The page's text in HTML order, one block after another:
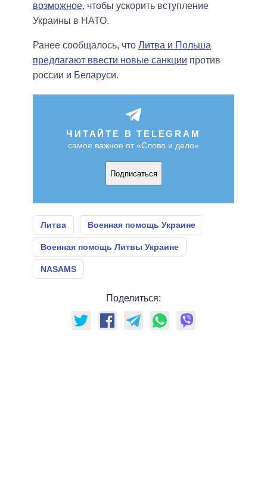
возможное, чтобы ускорить вступление
Украины в НАТО.
Ранее сообщалось, что Литва и Польша
предлагают ввести новые санкции против
россии и Беларуси.
ЧИТАЙТЕ В TELEGRAM
самое важное от «Слово и дело»
Подписаться
Литва Военная помощь Украине
Военная помощь Литвы Украине
NASAMS
Поделиться: